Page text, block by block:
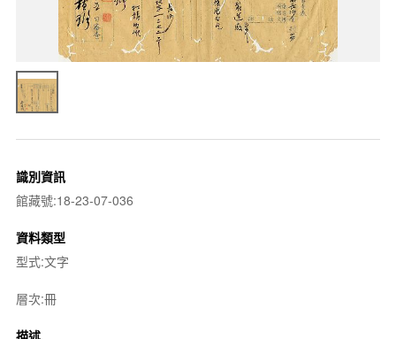
識別資訊
館藏號:18-23-07-036
資料類型
型式:文字
層次:冊
描述